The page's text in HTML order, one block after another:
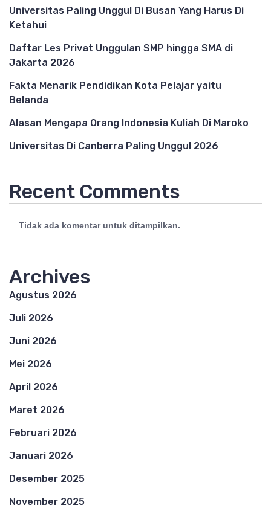
Universitas Paling Unggul Di Busan Yang Harus Di
Ketahui
Daftar Les Privat Unggulan SMP hingga SMA di
Jakarta 2026
Fakta Menarik Pendidikan Kota Pelajar yaitu
Belanda
Alasan Mengapa Orang Indonesia Kuliah Di Maroko
Universitas Di Canberra Paling Unggul 2026
Recent Comments
Tidak ada komentar untuk ditampilkan.
Archives
Agustus 2026
Juli 2026
Juni 2026
Mei 2026
April 2026
Maret 2026
Februari 2026
Januari 2026
Desember 2025
November 2025